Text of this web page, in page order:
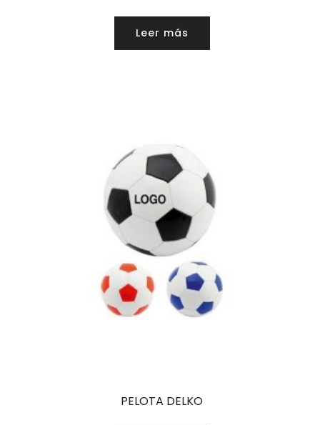
Leer más
PELOTA DELKO